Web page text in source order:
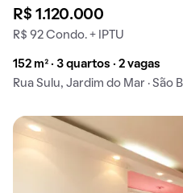
R$ 1.120.000
R$ 92 Condo. + IPTU
152 m² · 3 quartos · 2 vagas
Rua Sulu, Jardim do Mar · São